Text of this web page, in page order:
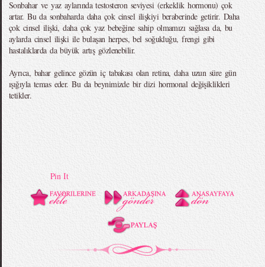
Sonbahar ve yaz aylarında testosteron seviyesi (erkeklik hormonu) çok
artar. Bu da sonbaharda daha çok cinsel ilişkiyi beraberinde getirir. Daha
çok cinsel ilişki, daha çok yaz bebeğine sahip olmamızı sağlasa da, bu
aylarda cinsel ilişki ile bulaşan herpes, bel soğukluğu, frengi gibi
hastalıklarda da büyük artış gözlenebilir.
Ayrıca, bahar gelince gözün iç tabakası olan retina, daha uzun süre gün
ışığıyla temas eder. Bu da beynimizde bir dizi hormonal değişiklikleri
tetikler.
Pin It